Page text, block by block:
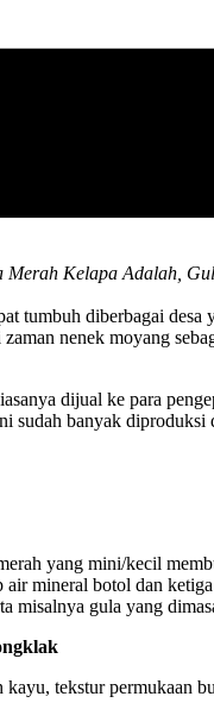
Kelapa Adalah,
tumbuh diberbagai
nenek moyang
dijual ke para
sudah banyak
yang mini/kecil
mineral botol dan
gula yang
tekstur permukaan